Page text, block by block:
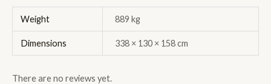
Weight 889 kg
Dimensions 338 × 130 × 158 cm
There are no reviews yet.